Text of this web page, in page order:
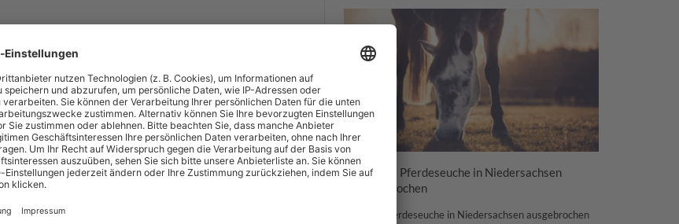
Tödliche Pferdeseuche in Niedersachsen
ausgebrochen
Tödliche Pferdeseuche in Niedersachsen ausgebrochen